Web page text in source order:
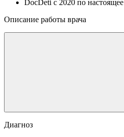
DocDeti c 2020 по
Описание работы врача
Диагноз